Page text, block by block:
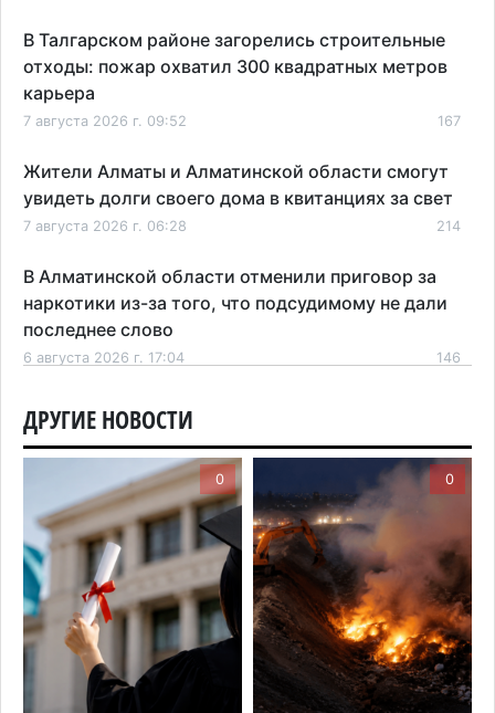
В Талгарском районе загорелись строительные
отходы: пожар охватил 300 квадратных метров
карьера
7 августа 2026 г. 09:52 167
Жители Алматы и Алматинской области смогут
увидеть долги своего дома в квитанциях за свет
7 августа 2026 г. 06:28 214
В Алматинской области отменили приговор за
наркотики из-за того, что подсудимому не дали
последнее слово
6 августа 2026 г. 17:04 146
Проезд по БАКАД резко подорожал: в
Алматинской области начали действовать новые
тарифы
6 августа 2026 г. 14:36 200
Сильнейшие дзюдоисты мира приехали на
сборы в Алматинскую область
6 августа 2026 г. 12:12 164
Первый раз с ИИ в первый класс: казахстанских
первоклассников начнут учить искусственному
интеллекту
ДРУГИЕ НОВОСТИ
0 0